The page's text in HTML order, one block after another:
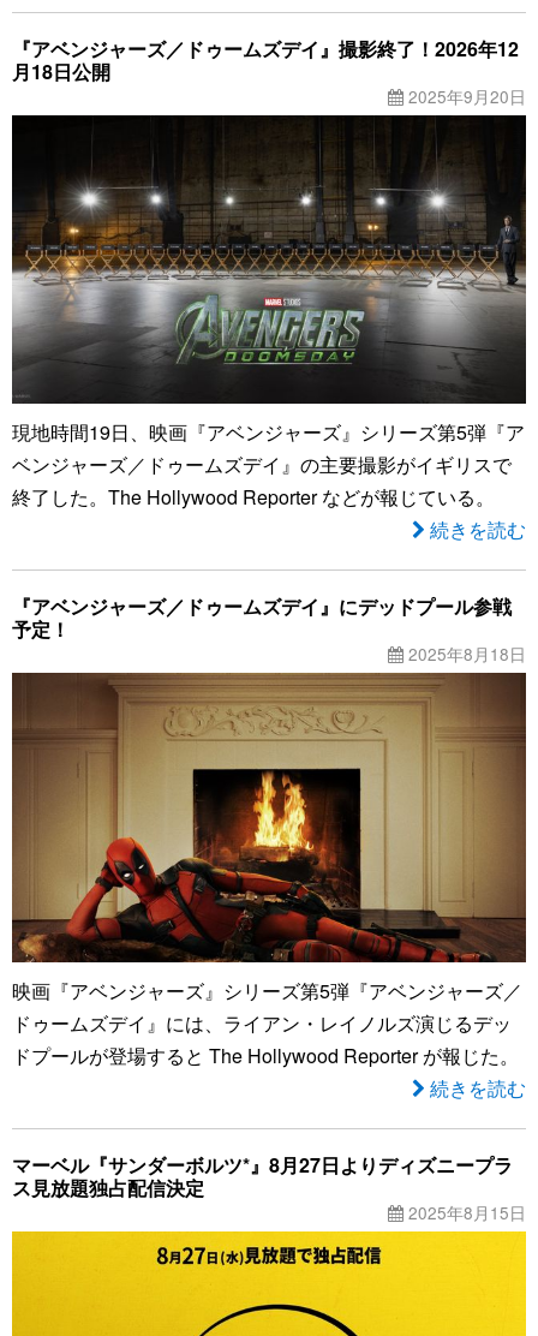
『アベンジャーズ／ドゥームズデイ』撮影終了！2026年12
月18日公開
2025年9月20日
現地時間19日、映画『アベンジャーズ』シリーズ第5弾『ア
ベンジャーズ／ドゥームズデイ』の主要撮影がイギリスで
終了した。The Hollywood Reporter などが報じている。
続きを読む
『アベンジャーズ／ドゥームズデイ』にデッドプール参戦
予定！
2025年8月18日
映画『アベンジャーズ』シリーズ第5弾『アベンジャーズ／
ドゥームズデイ』には、ライアン・レイノルズ演じるデッ
ドプールが登場すると The Hollywood Reporter が報じた。
続きを読む
マーベル『サンダーボルツ*』8月27日よりディズニープラ
ス見放題独占配信決定
2025年8月15日